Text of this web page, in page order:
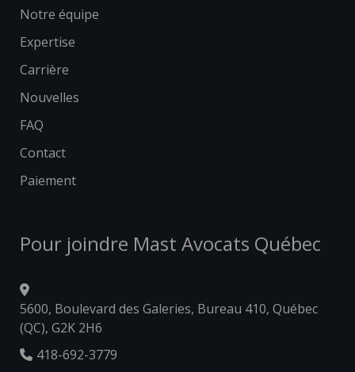
Notre équipe
Expertise
Carrière
Nouvelles
FAQ
Contact
Paiement
Pour joindre Mast Avocats Québec
5600, Boulevard des Galeries, Bureau 410, Québec
(QC), G2K 2H6
418-692-3779